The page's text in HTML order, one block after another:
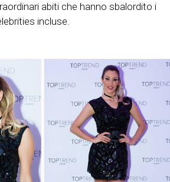
abiti che hanno sbalordito i
incluse.